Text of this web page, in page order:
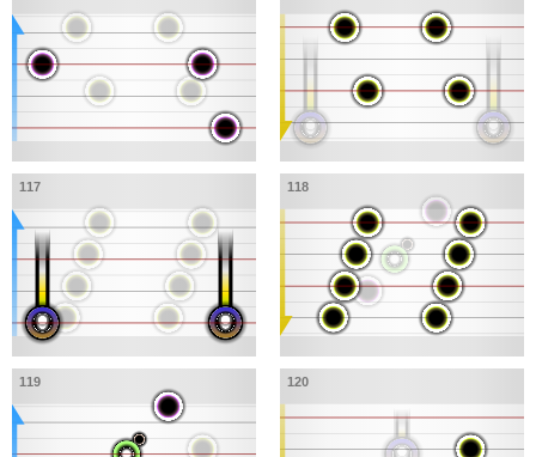
117 118
119 120